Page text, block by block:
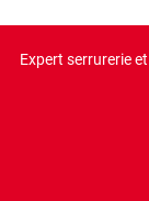
Expert serrurerie